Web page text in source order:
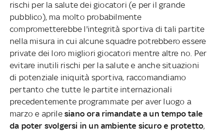
rischi per la salute dei giocatori (e per il grande
pubblico), ma molto probabilmente
comprometterebbe l'integrità sportiva di tali partite
nella misura in cui alcune squadre potrebbero essere
private dei loro migliori giocatori mentre altre no. Per
evitare inutili rischi per la salute e anche situazioni
di potenziale iniquità sportiva, raccomandiamo
pertanto che tutte le partite internazionali
precedentemente programmate per aver luogo a
marzo e aprile siano ora rimandate a un tempo tale
da poter svolgersi in un ambiente sicuro e protetto,